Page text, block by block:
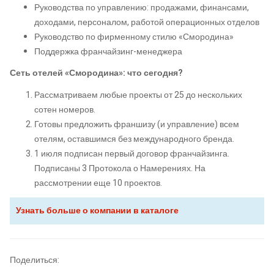
Руководства по управлению: продажами, финансами,
доходами, персоналом, работой операционных отделов
Руководство по фирменному стилю «Смородина»
Поддержка франчайзинг-менеджера
Сеть отелей «Смородина»: что сегодня?
Рассматриваем любые проекты от 25 до нескольких
сотен номеров.
Готовы предложить франшизу (и управление) всем
отелям, оставшимся без международного бренда.
1 июля подписан первый договор франчайзинга.
Подписаны 3 Протокола о Намерениях. На
рассмотрении еще 10 проектов.
Узнать больше о компании в каталоге
Поделиться: